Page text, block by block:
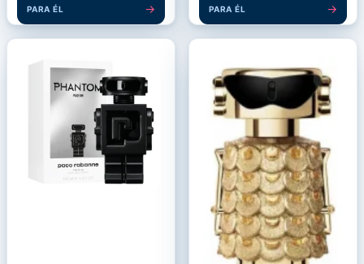
PARA ÉL → PARA ÉL →